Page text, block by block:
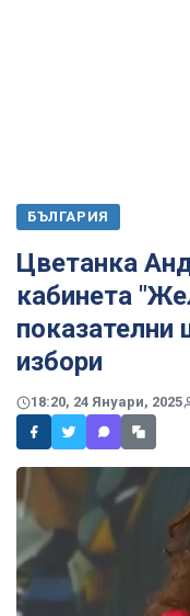
БЪЛГАРИЯ
Цветанка
кабинета
показателни
избори
18:20, 24 Януари, 2025